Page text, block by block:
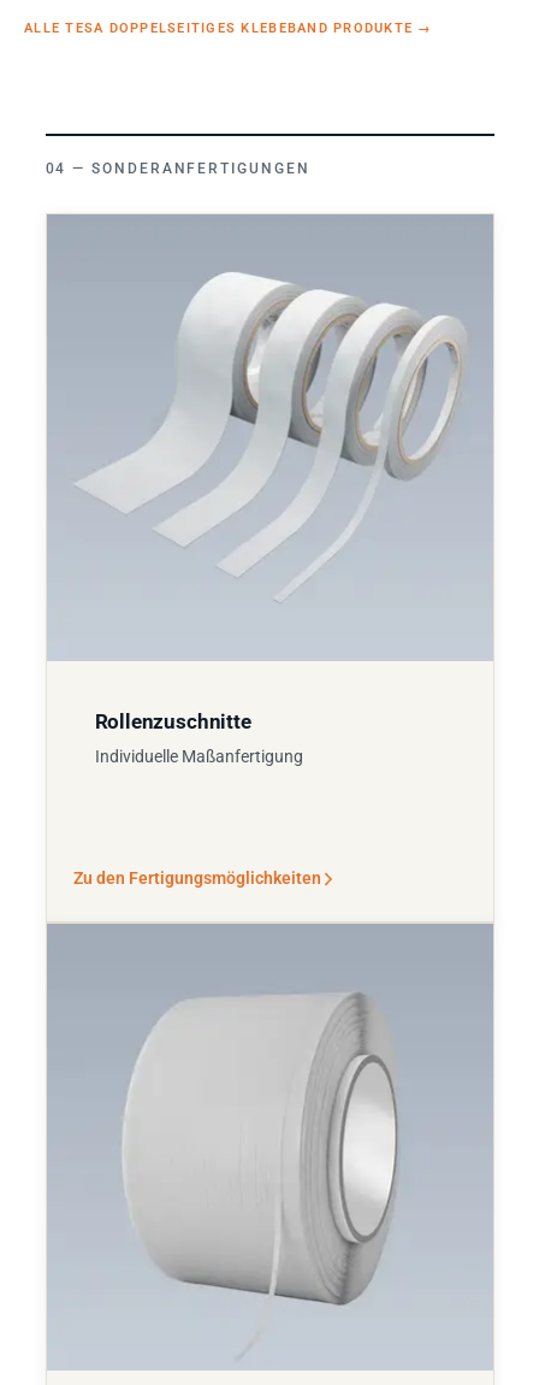
ALLE TESA DOPPELSEITIGES KLEBEBAND PRODUKTE →
SONDERANFERTIGUNGEN
Rollenzuschnitte
Individuelle Maßanfertigung
Zu den Fertigungsmöglichkeiten